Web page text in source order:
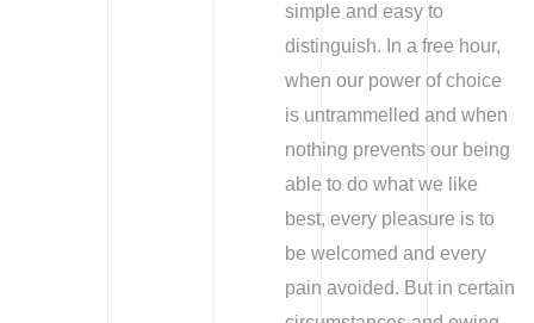
simple and easy to
distinguish. In a free hour,
when our power of choice
is untrammelled and when
nothing prevents our being
able to do what we like
best, every pleasure is to
be welcomed and every
pain avoided. But in certain